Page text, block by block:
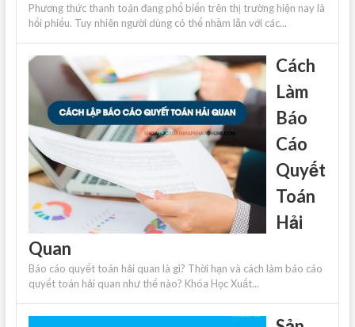
Phương thức thanh toán đang phổ biến trên thị trường hiện nay là
hối phiếu. Tuy nhiên người dùng có thể nhầm lẫn với các...
Cách
Làm
Báo
Cáo
Quyết
Toán
Hải
Quan
Báo cáo quyết toán hải quan là gì? Thời hạn và cách làm báo cáo
quyết toán hải quan như thế nào? Khóa Học Xuất...